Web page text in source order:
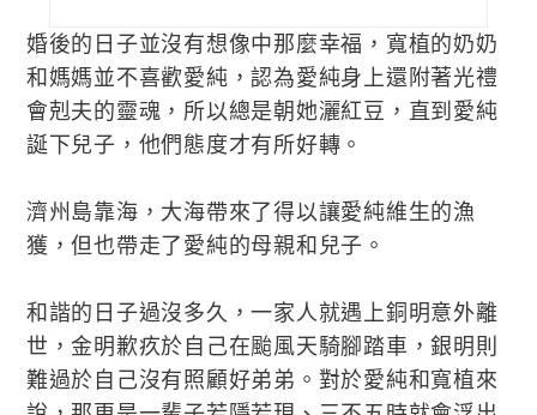
婚後的日子並沒有想像中那麼幸福，寬植的奶奶
和媽媽並不喜歡愛純，認為愛純身上還附著光禮
會剋夫的靈魂，所以總是朝她灑紅豆，直到愛純
誕下兒子，他們態度才有所好轉。
濟州島靠海，大海帶來了得以讓愛純維生的漁
獲，但也帶走了愛純的母親和兒子。
和諧的日子過沒多久，一家人就遇上銅明意外離
世，金明歉疚於自己在颱風天騎腳踏車，銀明則
難過於自己沒有照顧好弟弟。對於愛純和寬植來